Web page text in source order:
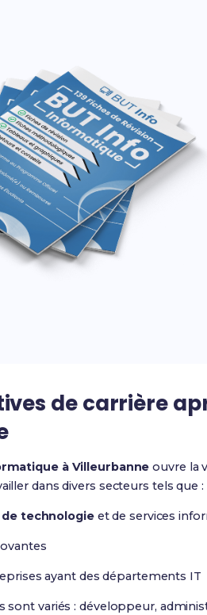
de carrière
à Villeurbanne ouvre la
dans divers secteurs tels que :
technologieet de services
ayant des départements IT
sont variés : développeur,